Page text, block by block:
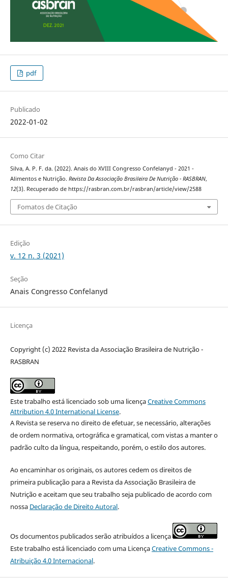
pdf
Publicado
2022-01-02
Como Citar
Silva, A. P. F. da. (2022). Anais do XVIII Congresso Confelanyd - 2021 -
Alimentos e Nutrição. Revista Da Associação Brasileira De Nutrição - RASBRAN,
12(3). Recuperado de https://rasbran.com.br/rasbran/article/view/2588
Fomatos de Citação
Edição
v. 12 n. 3 (2021)
Seção
Anais Congresso Confelanyd
Licença
Copyright (c) 2022 Revista da Associação Brasileira de Nutrição -
RASBRAN
Este trabalho está licenciado sob uma licençaCreative Commons
Attribution 4.0 International License.
A Revista se reserva no direito de efetuar, se necessário, alterações
de ordem normativa, ortográfica e gramatical, com vistas a manter o
padrão culto da língua, respeitando, porém, o estilo dos autores.
Ao encaminhar os originais, os autores cedem os direitos de
primeira publicação para a Revista da Associação Brasileira de
Nutrição e aceitam que seu trabalho seja publicado de acordo com
nossa Declaração de Direito Autoral.
Os documentos publicados serão atribuídos a licença
Este trabalho está licenciado com uma LicençaCreative Commons -
Atribuição 4.0 Internacional.